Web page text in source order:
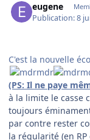
eugene
Publication:8
C'est la nouvelle
(PS: Il ne paye
à la limite le casse
toujours
par contre rester
la régularité (en